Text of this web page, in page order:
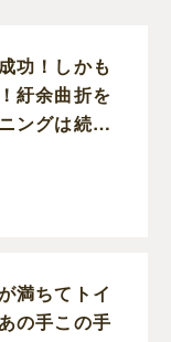
功！しかも
紆余曲折を
ングは続
女のトイト
満ちてトイ
の手この手